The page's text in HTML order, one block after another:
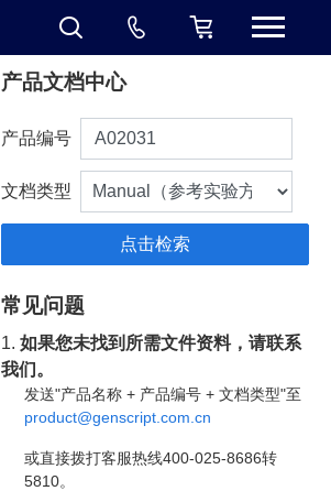
产品文档中心
产品编号
文档类型
常见问题
1.如果您未找到所需文件资料，请联系
我们。
发送"产品名称 + 产品编号 + 文档类型"至
product@genscript.com.cn
或直接拨打客服热线400-025-8686转
5810。